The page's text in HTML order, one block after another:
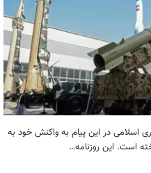
اسلامی در این پیام به واکنش خود به
است. این روزنامه…